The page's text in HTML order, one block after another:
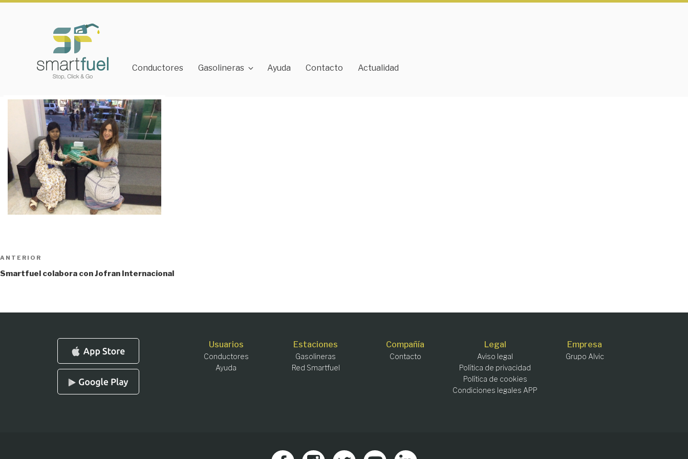
Conductores Gasolineras Ayuda Contacto Actualidad
Navegación
de
Entrada
anterior:
ANTERIOR
Smartfuel colabora con Jofran Internacional
Usuarios
Conductores
Ayuda
Estaciones
Gasolineras
Red Smartfuel
Compañía
Contacto
Legal
Aviso legal
Política de privacidad
Política de cookies
Condiciones legales APP
Empresa
Grupo Alvic